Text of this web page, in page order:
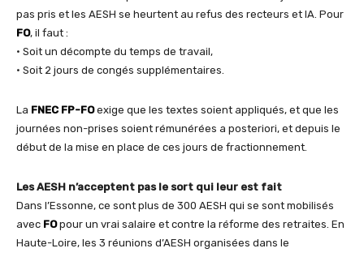
pas pris et les AESH se heurtent au refus des recteurs et IA. Pour
FO, il faut :
• Soit un décompte du temps de travail,
• Soit 2 jours de congés supplémentaires.
La FNEC FP-FOexige que les textes soient appliqués, et que les
journées non-prises soient rémunérées a posteriori, et depuis le
début de la mise en place de ces jours de fractionnement.
Les AESH n’acceptent pas le sort qui leur est fait
Dans l’Essonne, ce sont plus de 300 AESH qui se sont mobilisés
avec FOpour un vrai salaire et contre la réforme des retraites. En
Haute-Loire, les 3 réunions d’AESH organisées dans le